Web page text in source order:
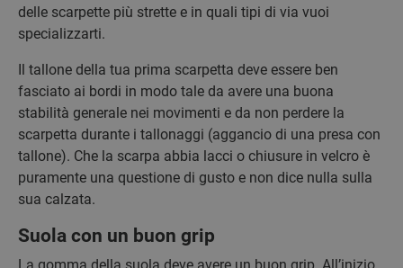
delle scarpette più strette e in quali tipi di via vuoi
specializzarti.
Il tallone della tua prima scarpetta deve essere ben
fasciato ai bordi in modo tale da avere una buona
stabilità generale nei movimenti e da non perdere la
scarpetta durante i tallonaggi (aggancio di una presa con
tallone). Che la scarpa abbia lacci o chiusure in velcro è
puramente una questione di gusto e non dice nulla sulla
sua calzata.
Suola con un buon grip